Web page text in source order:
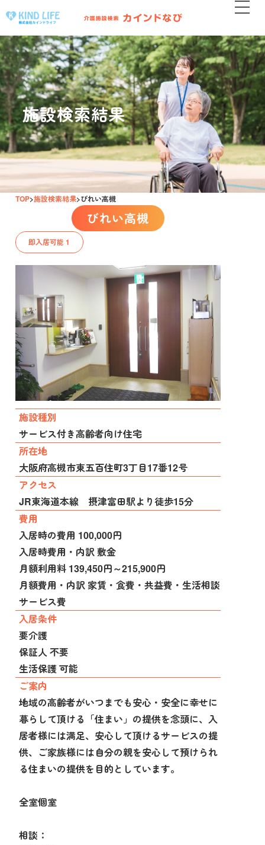
施設検索結果
TOP 施設検索結果 びれい高槻
びれい高槻
即入居可能 1
施設種別
サービス付き高齢者向け住宅
所在地
大阪府高槻市東五百住町3丁目17番12号
アクセス
JR東海道本線 摂津富田駅より徒歩15分
費用
入居時の費用 100,000円
入居時費用・内訳 敷金
月額利用料 139,450円～215,900円
月額費用・内訳 家賃・食費・共益費・生活相談
サービス費
入居条件
要介護
保証人 不要
生活保護 可能
ご案内
地域の高齢者がいつまでも安心・安全に幸せに
暮らして頂ける「住まい」の提供を念頭に、入
居者様には満足、安心して頂けるサービスの提
供、ご家族様には自分の親を安心して預けられ
る住まいの提供を目的としています。
全室個室
相談：